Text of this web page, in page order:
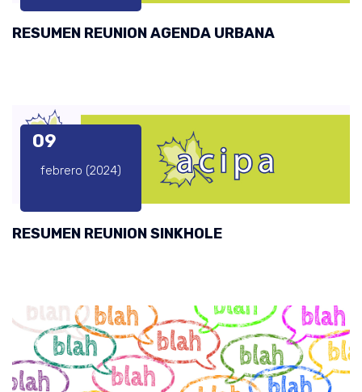
RESUMEN REUNION AGENDA URBANA
09
febrero (2024)
RESUMEN REUNION SINKHOLE